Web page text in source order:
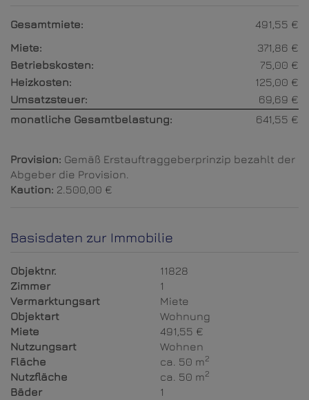
Gesamtmiete:
491,55 €
Miete:
371,86 €
Betriebskosten:
75,00 €
Heizkosten:
125,00 €
Umsatzsteuer:
69,69 €
monatliche Gesamtbelastung:
641,55 €
Provision: Gemäß Erstauftraggeberprinzip bezahlt der
Abgeber die Provision.
Kaution: 2.500,00 €
Basisdaten zur Immobilie
Objektnr.
11828
Zimmer
1
Vermarktungsart
Miete
Objektart
Wohnung
Miete
491,55 €
Nutzungsart
Wohnen
Fläche
ca. 50 m2
Nutzfläche ca. 50 m2
Bäder
1